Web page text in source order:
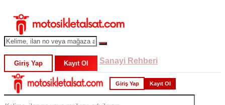
Giriş Yap Kayıt Ol Sanayi Rehberi
Giriş Yap Kayıt Ol